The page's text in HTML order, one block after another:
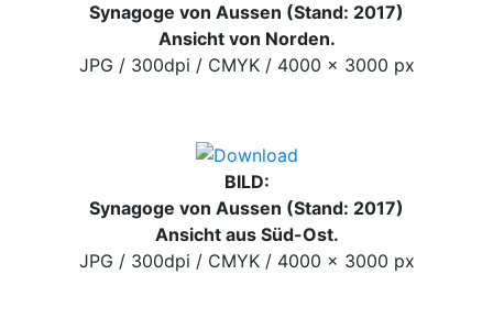
Synagoge von Aussen (Stand: 2017)
Ansicht von Norden.
JPG / 300dpi / CMYK / 4000 x 3000 px
BILD:
Synagoge von Aussen (Stand: 2017)
Ansicht aus Süd-Ost.
JPG / 300dpi / CMYK / 4000 x 3000 px